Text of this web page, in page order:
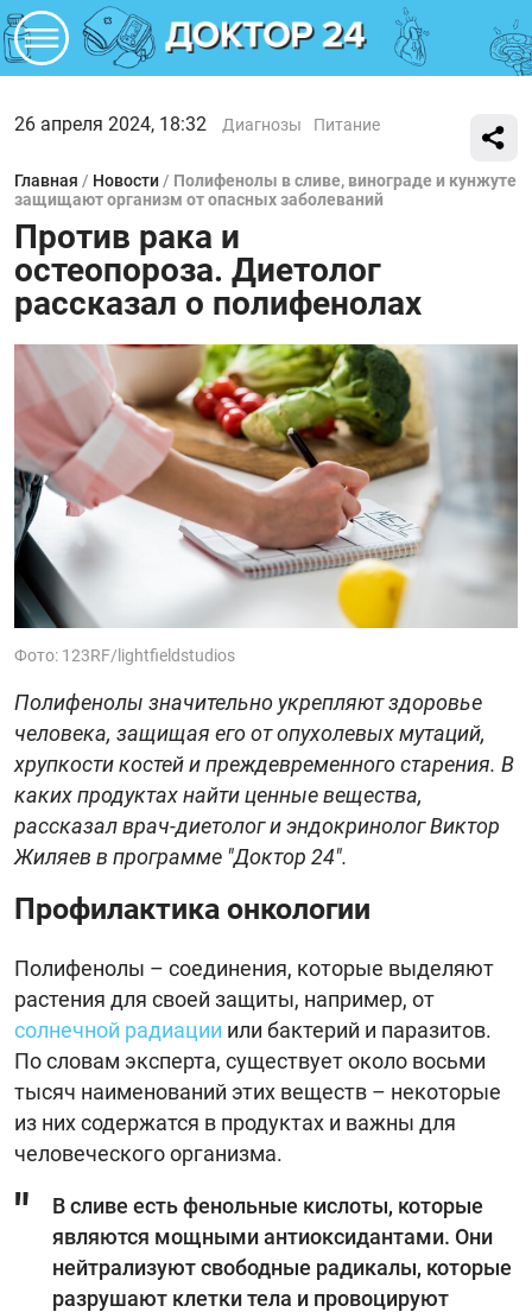
26 апреля 2024, 18:32 Диагнозы Питание
Главная / Новости / Полифенолы в сливе, винограде и кунжуте
защищают организм от опасных заболеваний
Против рака и
остеопороза. Диетолог
рассказал о полифенолах
Фото: 123RF/lightfieldstudios
Полифенолы значительно укрепляют здоровье
человека, защищая его от опухолевых мутаций,
хрупкости костей и преждевременного старения. В
каких продуктах найти ценные вещества,
рассказал врач-диетолог и эндокринолог Виктор
Жиляев в программе "Доктор 24".
Профилактика онкологии
Полифенолы – соединения, которые выделяют
растения для своей защиты, например, от
солнечной радиации или бактерий и паразитов.
По словам эксперта, существует около восьми
тысяч наименований этих веществ – некоторые
из них содержатся в продуктах и важны для
человеческого организма.
В сливе есть фенольные кислоты, которые
являются мощными антиоксидантами. Они
нейтрализуют свободные радикалы, которые
разрушают клетки тела и провоцируют